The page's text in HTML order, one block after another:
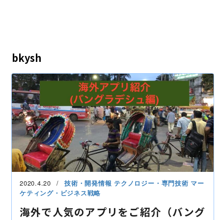
bkysh
2020.4.20 技術・開発情報 テクノロジー・専門技術 マー
ケティング・ビジネス戦略
海外で人気のアプリをご紹介（バング